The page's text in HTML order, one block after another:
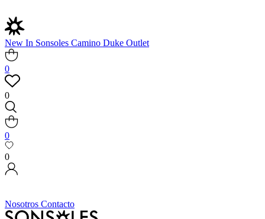
New In Sonsoles Camino Duke Outlet
0
0
0
0
Nosotros Contacto